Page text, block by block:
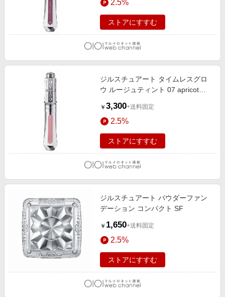
2.5%
ストアにすすむ
ジルスチュアート タイムレスグロ
ウ ルージュティント 07 apricot
￥ 3,300+送料固定
2.5%
ストアにすすむ
ジルスチュアート パウダーファン
デーション コンパクト SF
￥ 1,650+送料固定
2.5%
ストアにすすむ